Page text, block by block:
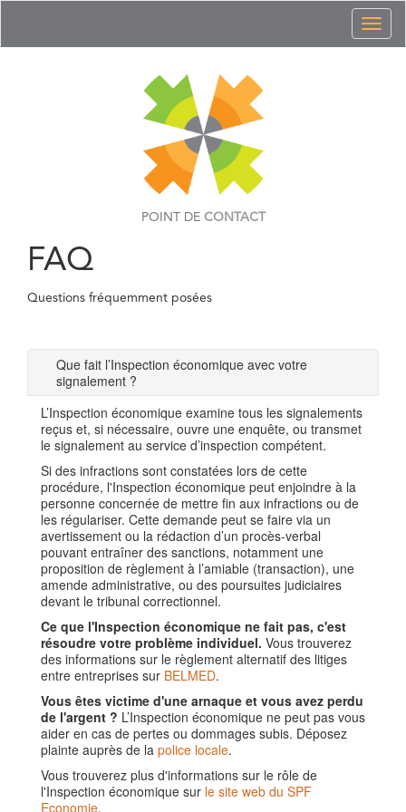
POINT DE CONTACT
FAQ
Questions fréquemment posées
Que fait l’Inspection économique avec votre
signalement ?
L’Inspection économique examine tous les signalements
reçus et, si nécessaire, ouvre une enquête, ou transmet
le signalement au service d’inspection compétent.
Si des infractions sont constatées lors de cette
procédure, l'Inspection économique peut enjoindre à la
personne concernée de mettre fin aux infractions ou de
les régulariser. Cette demande peut se faire via un
avertissement ou la rédaction d’un procès-verbal
pouvant entraîner des sanctions, notamment une
proposition de règlement à l’amiable (transaction), une
amende administrative, ou des poursuites judiciaires
devant le tribunal correctionnel.
Ce que l'Inspection économique ne fait pas, c'est
résoudre votre problème individuel. Vous trouverez
des informations sur le règlement alternatif des litiges
entre entreprises sur BELMED.
Vous êtes victime d'une arnaque et vous avez perdu
de l'argent ? L’Inspection économique ne peut pas vous
aider en cas de pertes ou dommages subis. Déposez
plainte auprès de la police locale.
Vous trouverez plus d'informations sur le rôle de
l'Inspection économique sur le site web du SPF
Economie.